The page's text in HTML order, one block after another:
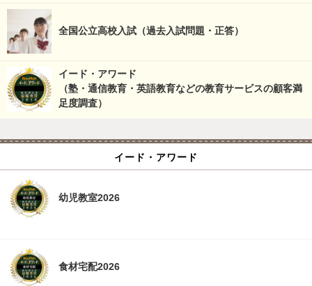
全国公立高校入試（過去入試問題・正答）
イード・アワード
（塾・通信教育・英語教育などの教育サービスの顧客満
足度調査）
イード・アワード
幼児教室2026
食材宅配2026